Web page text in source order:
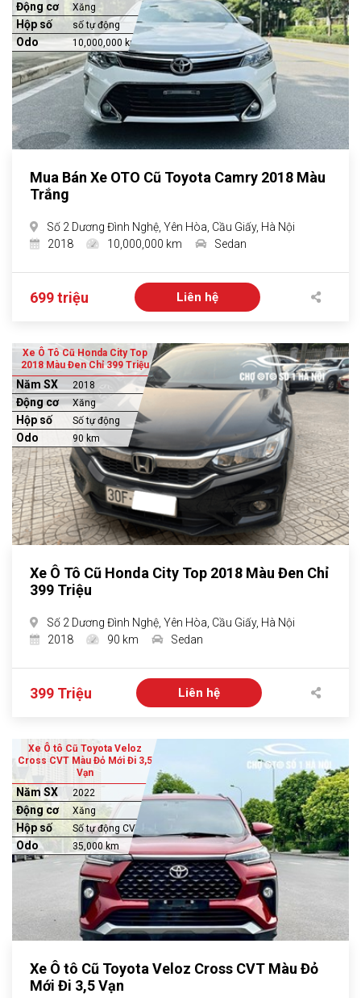
Động cơ Xăng
Hộp số số tự động
Odo 10,000,000 km
Mua Bán Xe OTO Cũ Toyota Camry 2018 Màu
Trắng
Số 2 Dương Đình Nghệ, Yên Hòa, Cầu Giấy, Hà Nội
2018
10,000,000 km Sedan
699 triệu Liên hệ
Xe Ô Tô Cũ Honda City Top
2018 Màu Đen Chỉ 399 Triệu
Năm SX 2018
Động cơ Xăng
Hộp số Số tự động
Odo 90 km
Xe Ô Tô Cũ Honda City Top 2018 Màu Đen Chỉ
399 Triệu
Số 2 Dương Đình Nghệ, Yên Hòa, Cầu Giấy, Hà Nội
2018
90 km Sedan
399 Triệu Liên hệ
Xe Ô tô Cũ Toyota Veloz
Cross CVT Màu Đỏ Mới Đi 3,5
Vạn
Năm SX 2022
Động cơ Xăng
Hộp số Số tự động CVT
Odo 35,000 km
Xe Ô tô Cũ Toyota Veloz Cross CVT Màu Đỏ
Mới Đi 3,5 Vạn